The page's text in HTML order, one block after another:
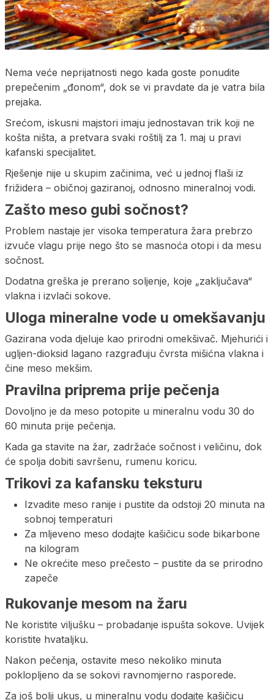
Nema veće neprijatnosti nego kada goste ponudite
prepečenim „đonom“, dok se vi pravdate da je vatra bila
prejaka.
Srećom, iskusni majstori imaju jednostavan trik koji ne
košta ništa, a pretvara svaki roštilj za 1. maj u pravi
kafanski specijalitet.
Rješenje nije u skupim začinima, već u jednoj flaši iz
frižidera – običnoj gaziranoj, odnosno mineralnoj vodi.
Zašto meso gubi sočnost?
Problem nastaje jer visoka temperatura žara prebrzo
izvuče vlagu prije nego što se masnoća otopi i da mesu
sočnost.
Dodatna greška je prerano soljenje, koje „zaključava“
vlakna i izvlači sokove.
Uloga mineralne vode u omekšavanju
Gazirana voda djeluje kao prirodni omekšivač. Mjehurići i
ugljen-dioksid lagano razgrađuju čvrsta mišićna vlakna i
čine meso mekšim.
Pravilna priprema prije pečenja
Dovoljno je da meso potopite u mineralnu vodu 30 do
60 minuta prije pečenja.
Kada ga stavite na žar, zadržaće sočnost i veličinu, dok
će spolja dobiti savršenu, rumenu koricu.
Trikovi za kafansku teksturu
Izvadite meso ranije i pustite da odstoji 20 minuta na
sobnoj temperaturi
Za mljeveno meso dodajte kašičicu sode bikarbone
na kilogram
Ne okrećite meso prečesto – pustite da se prirodno
zapeče
Rukovanje mesom na žaru
Ne koristite viljušku – probadanje ispušta sokove. Uvijek
koristite hvataljku.
Nakon pečenja, ostavite meso nekoliko minuta
poklopljeno da se sokovi ravnomjerno rasporede.
Za još bolji ukus, u mineralnu vodu dodajte kašičicu